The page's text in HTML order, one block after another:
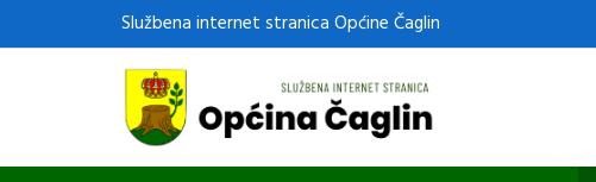
Službena internet stranica Općine Čaglin